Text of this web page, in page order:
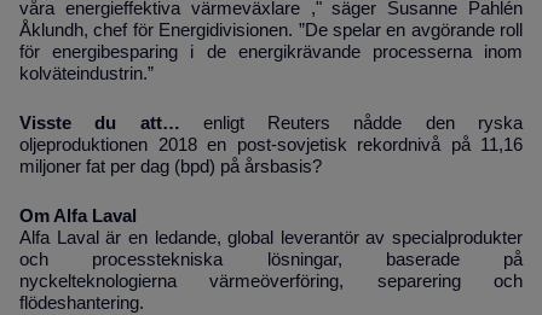
våra energieffektiva värmeväxlare ," säger Susanne Pahlén
Åklundh, chef för Energidivisionen. ”De spelar en avgörande roll
för energibesparing i de energikrävande processerna inom
kolväteindustrin.”
Visste du att…
enligt Reuters nådde den ryska
oljeproduktionen 2018 en post-sovjetisk rekordnivå på 11,16
miljoner fat per dag (bpd) på årsbasis?
Om Alfa Laval
Alfa Laval är en ledande, global leverantör av specialprodukter
och processtekniska lösningar, baserade på
nyckelteknologierna värmeöverföring, separering och
flödeshantering.